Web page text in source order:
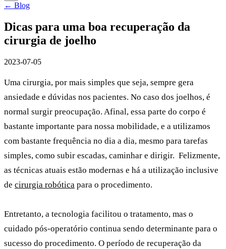
← Blog
Dicas para uma boa recuperação da
cirurgia de joelho
2023-07-05
Uma cirurgia, por mais simples que seja, sempre gera
ansiedade e dúvidas nos pacientes. No caso dos joelhos, é
normal surgir preocupação. Afinal, essa parte do corpo é
bastante importante para nossa mobilidade, e a utilizamos
com bastante frequência no dia a dia, mesmo para tarefas
simples, como subir escadas, caminhar e dirigir. Felizmente,
as técnicas atuais estão modernas e há a utilização inclusive
de cirurgia robótica para o procedimento.
Entretanto, a tecnologia facilitou o tratamento, mas o
cuidado pós-operatório continua sendo determinante para o
sucesso do procedimento. O período de recuperação da